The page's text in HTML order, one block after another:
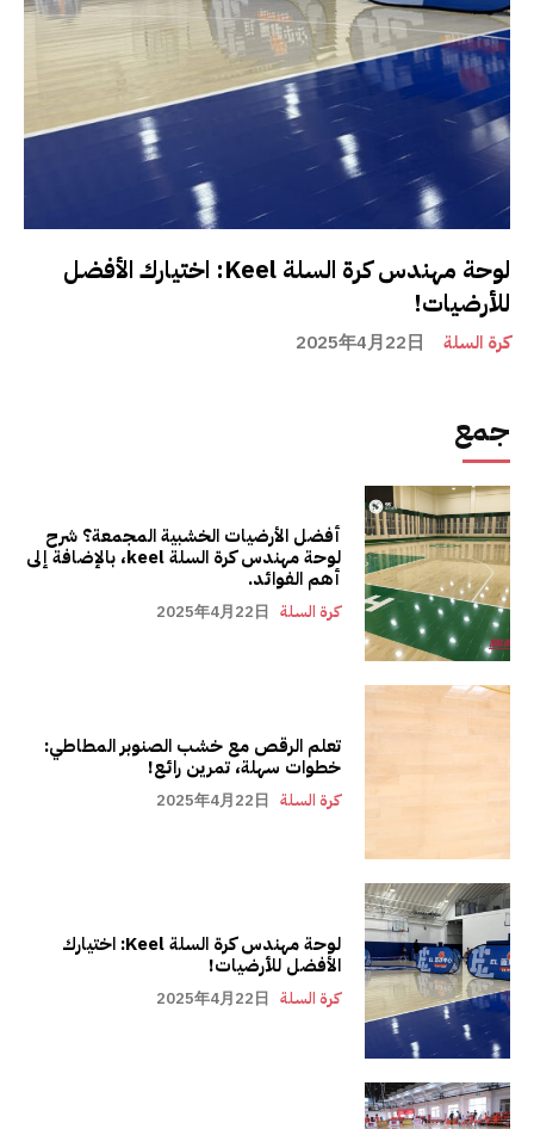
لوحة مهندس كرة السلة Keel: اختيارك الأفضل
للأرضيات!
كرة السلة 2025年4月22日
جمع
أفضل الأرضيات الخشبية المجمعة؟ شرح
لوحة مهندس كرة السلة keel، بالإضافة إلى
أهم الفوائد.
كرة السلة 2025年4月22日
تعلم الرقص مع خشب الصنوبر المطاطي:
خطوات سهلة، تمرين رائع!
كرة السلة 2025年4月22日
لوحة مهندس كرة السلة Keel: اختيارك
الأفضل للأرضيات!
كرة السلة 2025年4月22日